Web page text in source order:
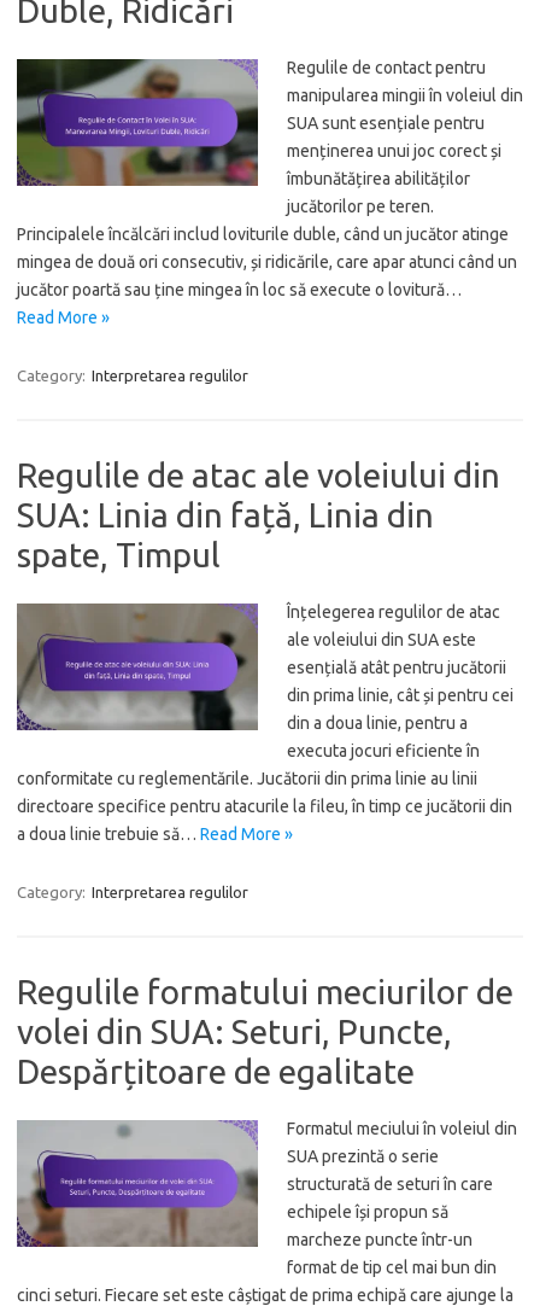
Duble, Ridicări
Regulile de contact pentru
manipularea mingii în voleiul din
SUA sunt esențiale pentru
menținerea unui joc corect și
îmbunătățirea abilităților
jucătorilor pe teren.
Principalele încălcări includ loviturile duble, când un jucător atinge
mingea de două ori consecutiv, și ridicările, care apar atunci când un
jucător poartă sau ține mingea în loc să execute o lovitură…
Read More »
Category: Interpretarea regulilor
Regulile de atac ale voleiului din
SUA: Linia din față, Linia din
spate, Timpul
Înțelegerea regulilor de atac
ale voleiului din SUA este
esențială atât pentru jucătorii
din prima linie, cât și pentru cei
din a doua linie, pentru a
executa jocuri eficiente în
conformitate cu reglementările. Jucătorii din prima linie au linii
directoare specifice pentru atacurile la fileu, în timp ce jucătorii din
a doua linie trebuie să… Read More »
Category: Interpretarea regulilor
Regulile formatului meciurilor de
volei din SUA: Seturi, Puncte,
Despărțitoare de egalitate
Formatul meciului în voleiul din
SUA prezintă o serie
structurată de seturi în care
echipele își propun să
marcheze puncte într-un
format de tip cel mai bun din
cinci seturi. Fiecare set este câștigat de prima echipă care ajunge la